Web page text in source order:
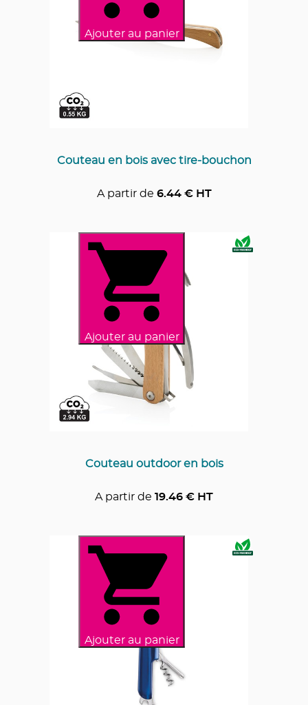
Ajouter au panier
Couteau en bois avec tire-bouchon
A partir de 6.44€ HT
Ajouter au panier
Couteau outdoor en bois
A partir de 19.46 € HT
Ajouter au panier